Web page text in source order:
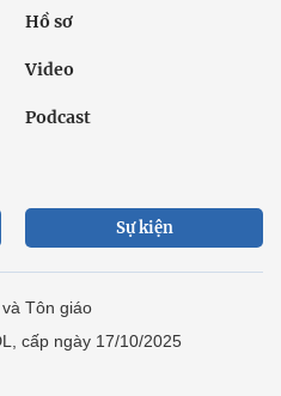
Hồ sơ
Video
Podcast
Sự kiện
Tôn giáo
cấp ngày 17/10/2025